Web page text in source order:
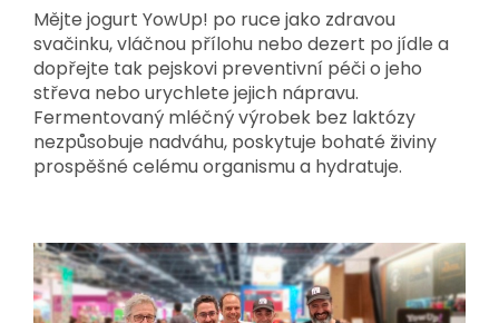
Mějte jogurt YowUp! po ruce jako zdravou
svačinku, vláčnou přílohu nebo dezert po jídle a
dopřejte tak pejskovi preventivní péči o jeho
střeva nebo urychlete jejich nápravu.
Fermentovaný mléčný výrobek bez laktózy
nezpůsobuje nadváhu, poskytuje bohaté živiny
prospěšné celému organismu a hydratuje.